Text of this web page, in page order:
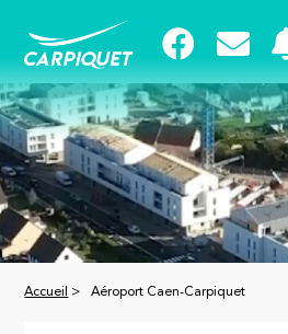
Accueil > Aéroport Caen-Carpiquet